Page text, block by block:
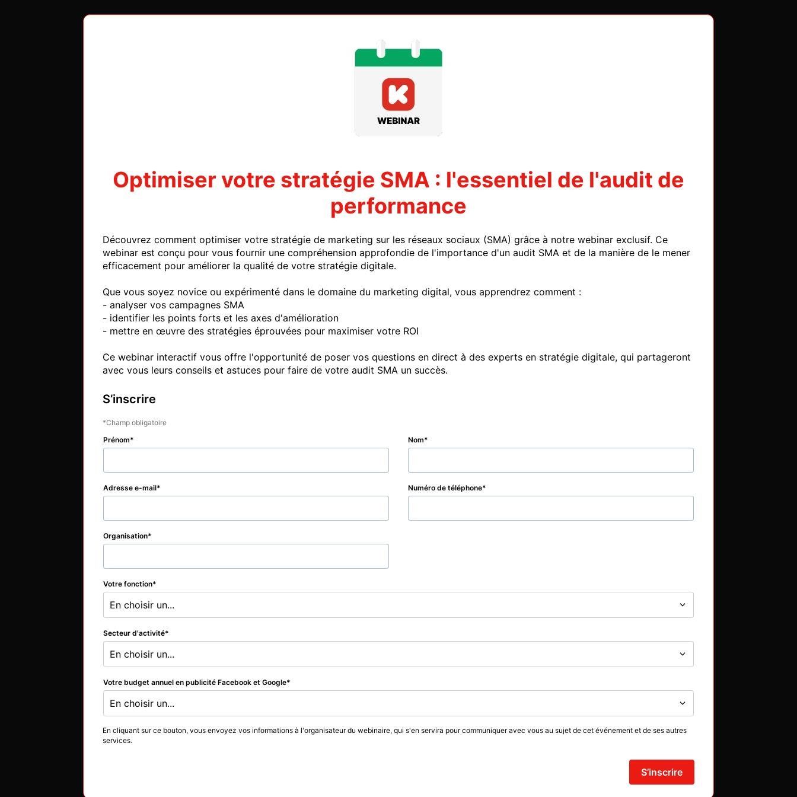
Optimiser votre stratégie SMA : l'essentiel de l'audit de
performance
Découvrez comment optimiser votre stratégie de marketing sur les réseaux sociaux (SMA) grâce à notre webinar exclusif. Ce
webinar est conçu pour vous fournir une compréhension approfondie de l'importance d'un audit SMA et de la manière de le mener
efficacement pour améliorer la qualité de votre stratégie digitale.
Que vous soyez novice ou expérimenté dans le domaine du marketing digital, vous apprendrez comment :
- analyser vos campagnes SMA
- identifier les points forts et les axes d'amélioration
- mettre en œuvre des stratégies éprouvées pour maximiser votre ROI
Ce webinar interactif vous offre l'opportunité de poser vos questions en direct à des experts en stratégie digitale, qui partageront
S’inscrire
Champ obligatoire
Prénom
Nom
Adresse e-mail Numéro de téléphone
Organisation
Votre fonction
En choisir un...
Secteur d'activité
En choisir un...
Votre budget annuel en publicité Facebook et Google
En choisir un...
En cliquant sur ce bouton, vous envoyez vos informations à l'organisateur du webinaire, qui s'en servira pour communiquer avec vous au sujet de cet événement et de ses autres
services.
S’inscrire